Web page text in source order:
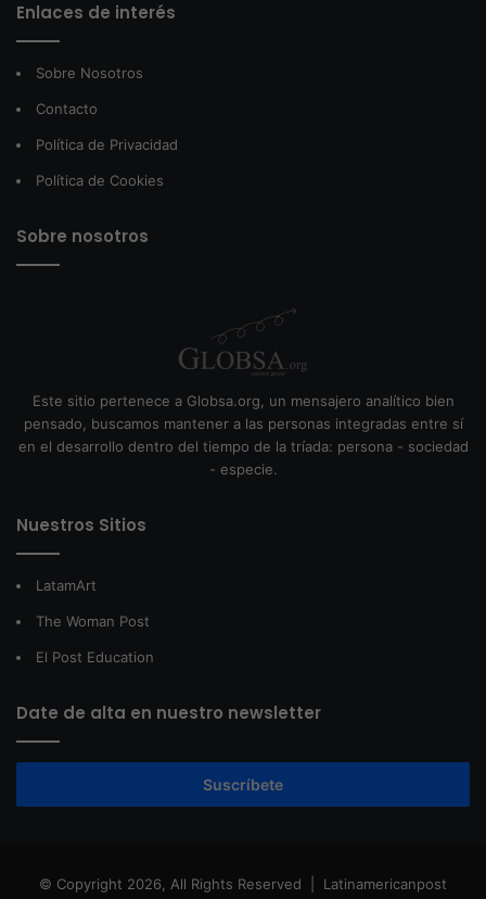
Enlaces de interés
Sobre Nosotros
Contacto
Política de Privacidad
Política de Cookies
Sobre nosotros
Este sitio pertenece a Globsa.org, un mensajero analítico bien
pensado, buscamos mantener a las personas integradas entre sí
en el desarrollo dentro del tiempo de la tríada: persona - sociedad
- especie.
Nuestros Sitios
LatamArt
The Woman Post
El Post Education
Date de alta en nuestro newsletter
Suscríbete
© Copyright 2026, All Rights Reserved | Latinamericanpost